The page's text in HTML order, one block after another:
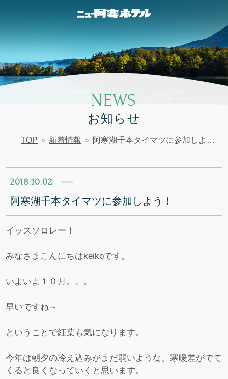
NEWS
お知らせ
TOP 新着情報 阿寒湖千本タイマツに参加しよう！
2018.10.02
阿寒湖千本タイマツに参加しよう！
イッスソロレー！
みなさまこんにちはkeikoです。
いよいよ１０月。。。
早いですね～
ということで紅葉も気になります。
今年は朝夕の冷え込みがまだ弱いような、寒暖差がでて
くると良くなっていくと思います。